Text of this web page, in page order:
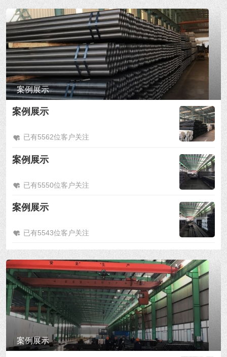
案例展示
案例展示
已有5562位客户关注
案例展示
已有5550位客户关注
案例展示
已有5543位客户关注
案例展示